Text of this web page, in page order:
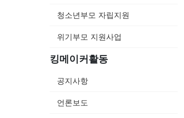
청소년부모 자립지원
위기부모 지원사업
킹메이커활동
공지사항
언론보도